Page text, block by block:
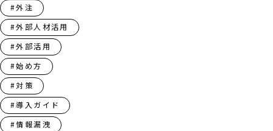
#外注
#外部人材活用
#外部活用
#始め方
#対策
#導入ガイド
#情報漏洩